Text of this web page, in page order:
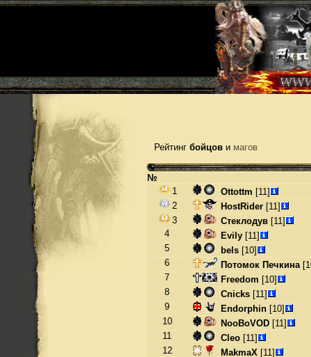
Рейтинг бойцов и магов
№
1
Ottottm [11]
2
HostRider [11]
3
Стеклодув [11]
4
Evily [11]
5
bels [10]
6
Потомок Печкина
7
Freedom [10]
8
Cnicks [11]
9
Endorphin [10]
10
NooBoVOD [11]
11
Cleo [11]
12
MakmaX [11]